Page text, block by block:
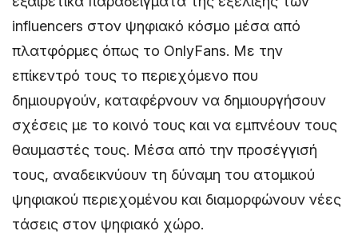
influencers στον ψηφιακό κόσμο μέσα από
πλατφόρμες όπως το OnlyFans. Με την
επίκεντρό τους το περιεχόμενο που
δημιουργούν, καταφέρνουν να δημιουργήσουν
σχέσεις με το κοινό τους και να εμπνέουν τους
θαυμαστές τους. Μέσα από την προσέγγισή
τους, αναδεικνύουν τη δύναμη του ατομικού
ψηφιακού περιεχομένου και διαμορφώνουν νέες
τάσεις στον ψηφιακό χώρο.